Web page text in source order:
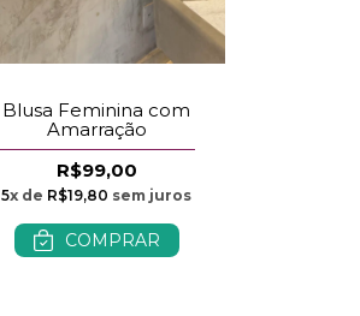
Blusa Feminina com
Amarração
R$99,00
5x de R$19,80 sem juros
COMPRAR